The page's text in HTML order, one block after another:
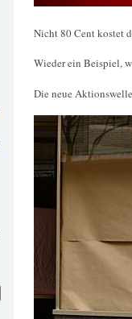
Nicht 80 Cent kostet
Wieder ein Beispiel,
Die neue